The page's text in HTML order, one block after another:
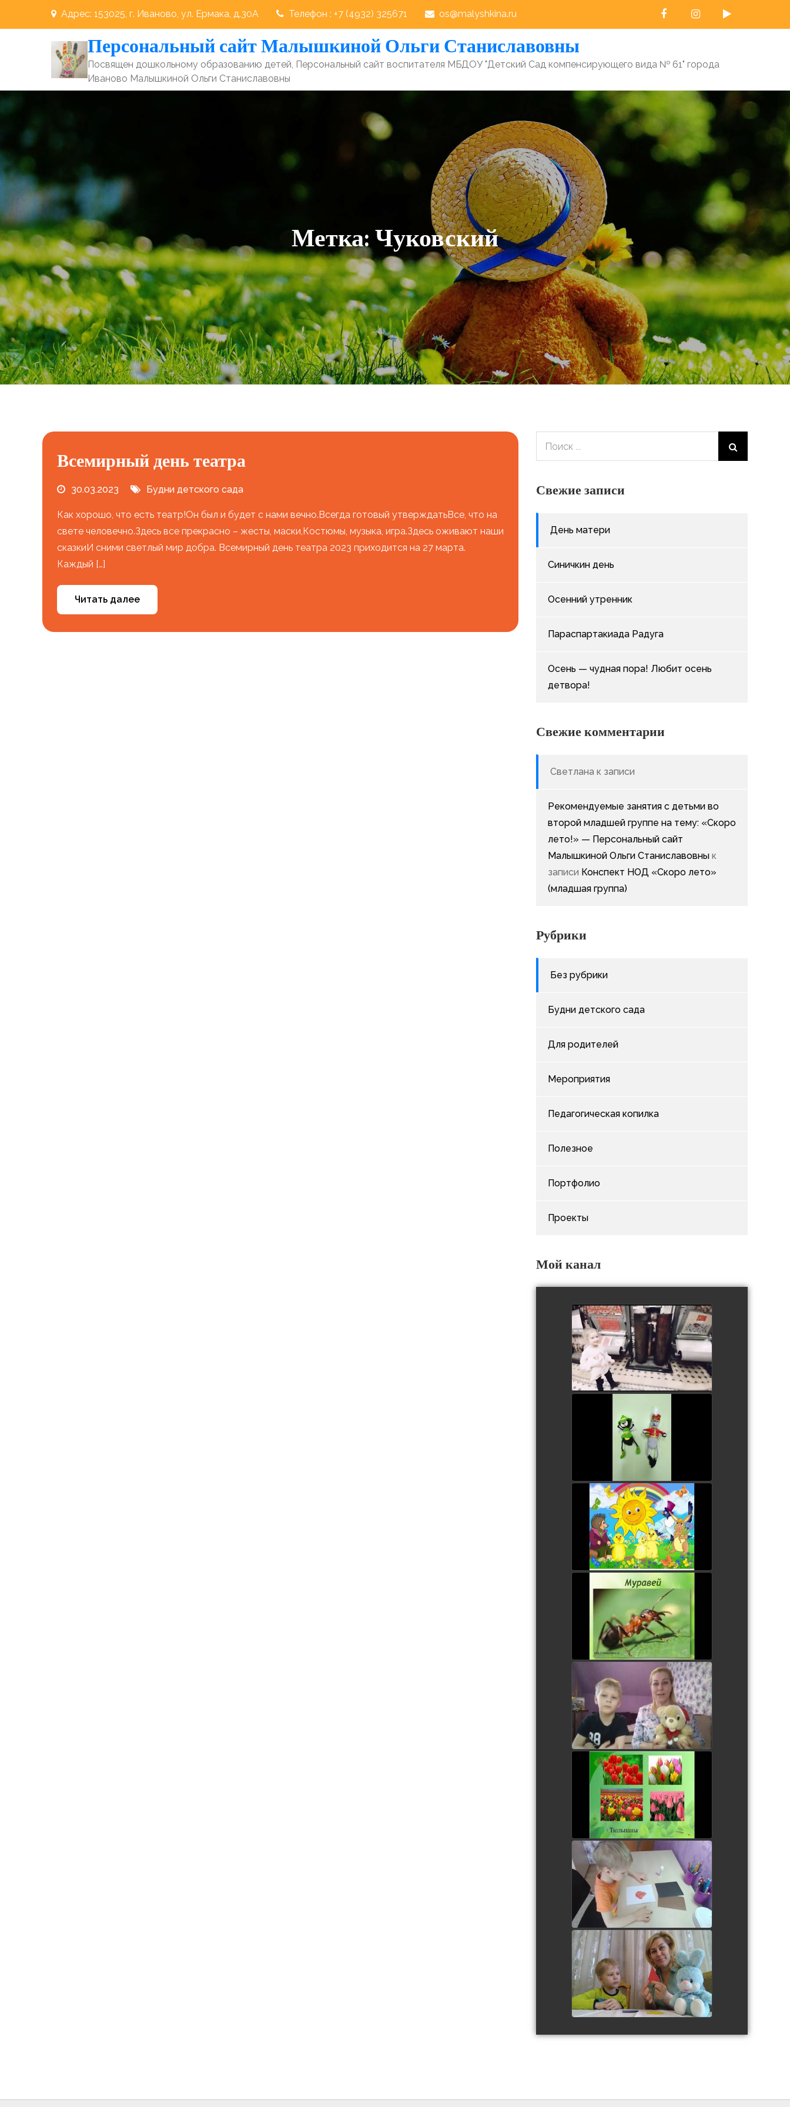
содержимому
Адрес: 153025, г. Иваново, ул. Ермака, д.30А Телефон : +7 (4932) 325671 os@malyshkina.ru
Персональный сайт Малышкиной Ольги Станиславовны
Посвящен дошкольному образованию детей, Персональный сайт воспитателя МБДОУ "Детский Сад компенсирующего вида № 61" города
Иваново Малышкиной Ольги Станиславовны
Метка:Чуковский
Всемирный день театра
30.03.2023 Будни детского сада
Как хорошо, что есть театр!Он был и будет с нами вечно.Всегда готовый утверждатьВсе, что на
свете человечно.Здесь все прекрасно – жесты, маски,Костюмы, музыка, игра.Здесь оживают наши
сказкиИ сними светлый мир добра. Всемирный день театра 2023 приходится на 27 марта.
Каждый […]
Читать далее
Свежие записи
День матери
Синичкин день
Осенний утренник
Параспартакиада Радуга
Осень — чудная пора! Любит осень
детвора!
Свежие комментарии
Светлана к записи
Рекомендуемые занятия с детьми во
второй младшей группе на тему: «Скоро
лето!» — Персональный сайт
Малышкиной Ольги Станиславовны к
записи Конспект НОД «Скоро лето»
(младшая группа)
Рубрики
Без рубрики
Будни детского сада
Для родителей
Мероприятия
Педагогическая копилка
Полезное
Портфолио
Проекты
Мой канал
Юные инженерики. Ева
watch video
В гостях у мухи - цокотухи
watch video
У солнышка в гостях
watch video
Занятие с дошкольниками
watch video
Витаминки для Мишки.
Лепка.
watch video
Первые весенние цветы.
Занятие для дошкольников
watch video
Аппликация "Вечный огонь"
watch video
watch video